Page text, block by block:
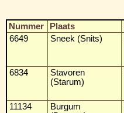
Nummer Plaats
6649
Sneek (Snits)
6834
Stavoren
(Starum)
11134
Burgum